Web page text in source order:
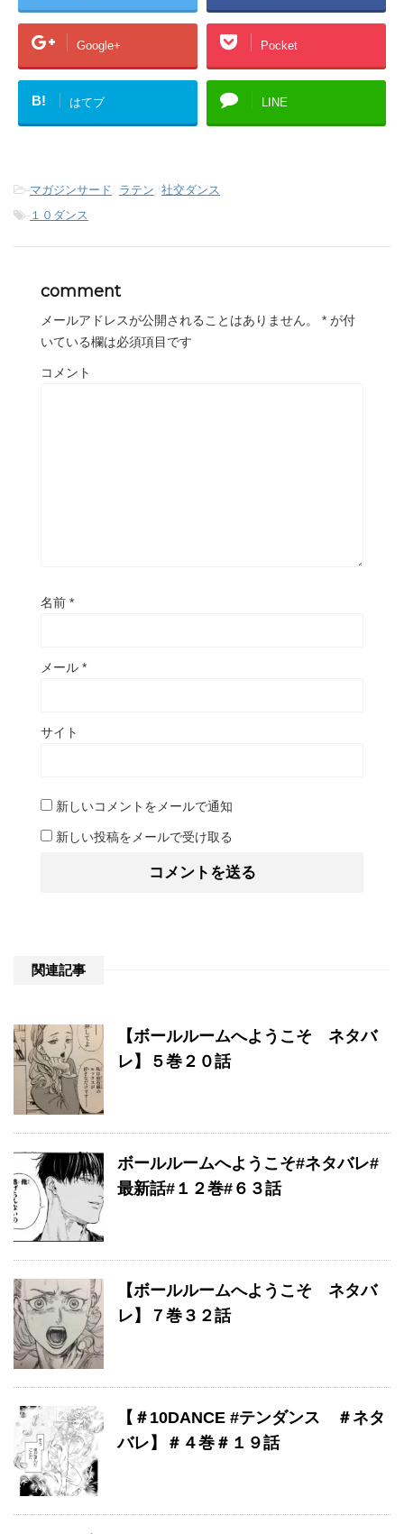
開
き
す
Google+ Pocket
B! はてブ LINE
-マガジンサード, ラテン, 社交ダンス
- １０ダンス
comment
メールアドレスが公開されることはありません。 * が付
いている欄は必須項目です
コメント
名前 *
メール *
サイト
新しいコメントをメールで通知
新しい投稿をメールで受け取る
関連記事
【ボールルームへようこそ ネタバ
レ】５巻２０話
ボールルームへようこそ#ネタバレ#
最新話#１２巻#６３話
【ボールルームへようこそ ネタバ
レ】７巻３２話
【＃10DANCE #テンダンス ＃ネタ
バレ】＃４巻＃１９話